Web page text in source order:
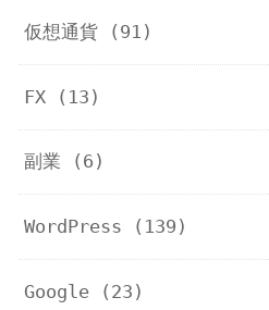
仮想通貨 (91)
FX (13)
副業 (6)
WordPress (139)
Google (23)